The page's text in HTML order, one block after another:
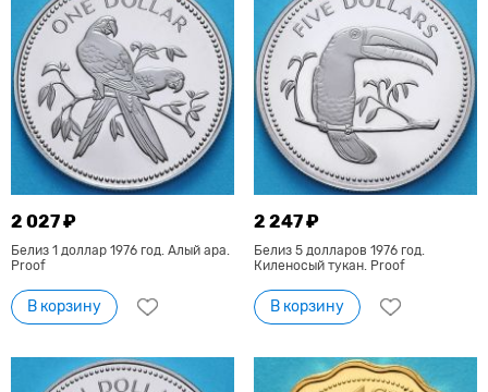
2 027 ₽
Белиз 1 доллар 1976 год. Алый ара.
Proof
В корзину
2 247 ₽
Белиз 5 долларов 1976 год.
Киленосый тукан. Proof
В корзину